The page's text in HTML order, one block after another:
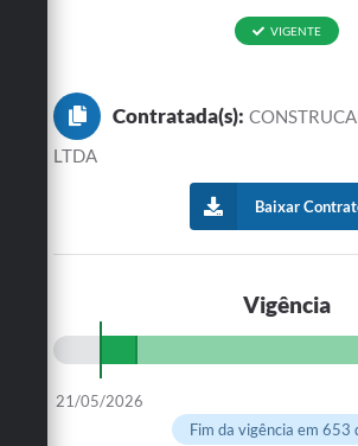
VIGENTE
Contratada(s):
LTDA
Baixar
Vigência
21/05/2026
Fim da vigência em 653